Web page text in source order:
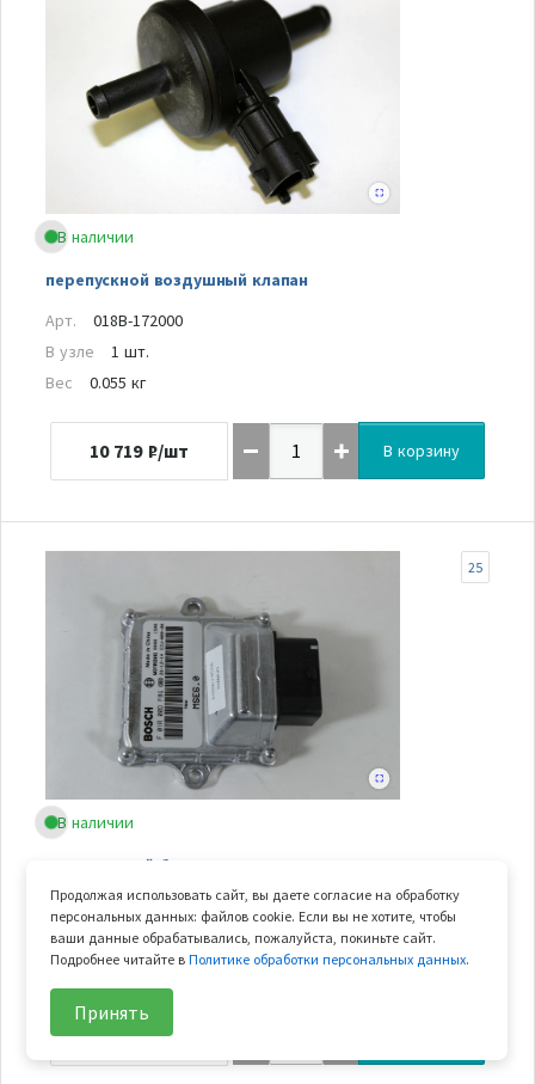
В наличии
перепускной воздушный клапан
Арт.
018B-172000
В узле
1 шт.
Вес
0.055 кг
10 719 ₽/шт В корзину
В наличии
электронный блок управления x4
25
Арт.
0GQ0-174000-90000
В узле
1 шт.
Вес
0.157 кг
15 181 ₽/шт
Продолжая использовать сайт, вы даете согласие на обработку
персональных данных: файлов cookie. Если вы не хотите, чтобы
ваши данные обрабатывались, пожалуйста, покиньте сайт.
Подробнее читайте вПолитике обработки персональных данных.
Принять